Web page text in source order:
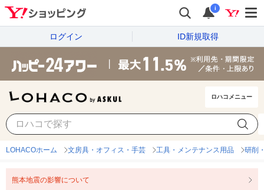
i
ログイン ID新規取得
ロハコメニュー
LOHACOホーム 文房具・オフィス・手芸 工具・メンテナンス用品 研削
熊本地震の影響について